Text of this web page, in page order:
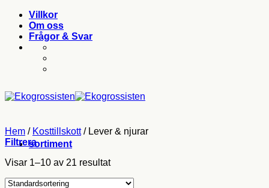
Skip
content
Villkor
Om oss
Frågor & Svar
sortiment
Hem / Kosttillskott /Lever & njurar
Filtrera
Visar 1–10 av 21 resultat